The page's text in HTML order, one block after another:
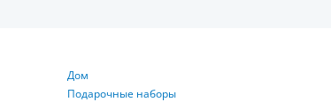
Дом
Подарочные наборы